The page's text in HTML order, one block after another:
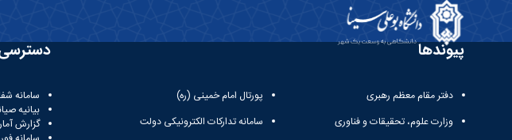
پیوندها
دفتر مقام معظم رهبری
وزارت علوم، تحقیقات و فناوری
پورتال امام خمینی (ره)
سامانه تدارکات الکترونیکی دولت
سامانه
بیانیه
گزارش